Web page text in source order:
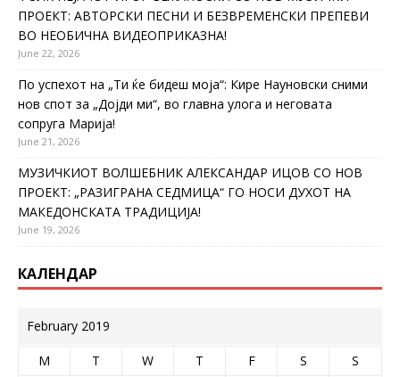
ПРОЕКТ: АВТОРСКИ ПЕСНИ И БЕЗВРЕМЕНСКИ ПРЕПЕВИ
ВО НЕОБИЧНА ВИДЕОПРИКАЗНА!
June 22, 2026
По успехот на „Ти ќе бидеш моја“: Кире Науновски сними
нов спот за „Дојди ми“, во главна улога и неговата
сопруга Марија!
June 21, 2026
МУЗИЧКИОТ ВОЛШЕБНИК АЛЕКСАНДАР ИЦОВ СО НОВ
ПРОЕКТ: „РАЗИГРАНА СЕДМИЦА“ ГО НОСИ ДУХОТ НА
МАКЕДОНСКАТА ТРАДИЦИЈА!
June 19, 2026
КАЛЕНДАР
February 2019
M T W T F S
S